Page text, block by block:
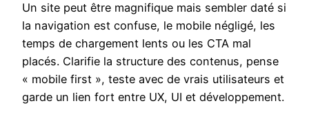
Un site peut être magnifique mais sembler daté si
la navigation est confuse, le mobile négligé, les
temps de chargement lents ou les CTA mal
placés. Clarifie la structure des contenus, pense
« mobile first », teste avec de vrais utilisateurs et
garde un lien fort entre UX, UI et développement.